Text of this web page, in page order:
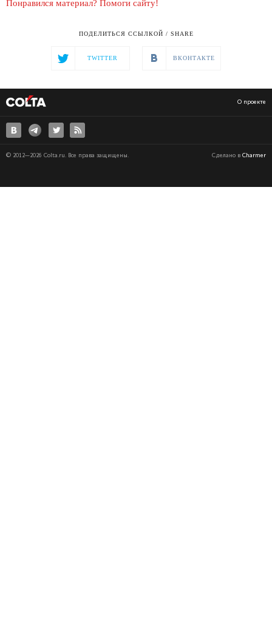
Понравился материал? Помоги сайту!
ПОДЕЛИТЬСЯ ССЫЛКОЙ / SHARE
TWITTER ВКОНТАКТЕ
О проекте
© 2012—2026 Colta.ru. Все права защищены. Сделано в Charmer